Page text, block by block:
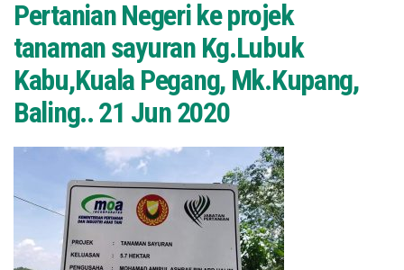
Pertanian Negeri ke projek
tanaman sayuran Kg.Lubuk
Kabu,Kuala Pegang, Mk.Kupang,
Baling.. 21 Jun 2020